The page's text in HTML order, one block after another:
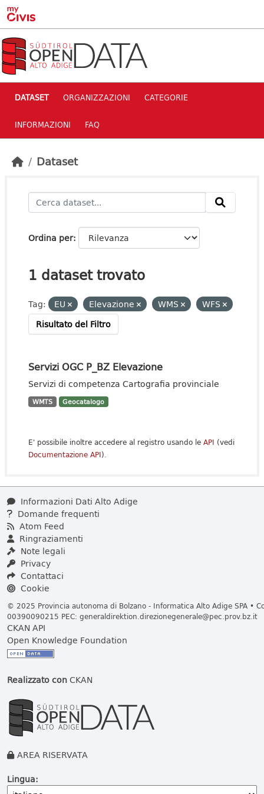
Skip to main content
DATASET ORGANIZZAZIONI CATEGORIE
INFORMAZIONI FAQ
Dataset
Ordina per
1 dataset trovato
Tag: EU Elevazione WMS
WFS
Risultato del Filtro
Servizi OGC P_BZ Elevazione
Servizi di competenza Cartografia provinciale
WMTS Geocatalogo
E' possibile inoltre accedere al registro usando le API (vedi
Documentazione API).
Informazioni Dati Alto Adige
Domande frequenti
Atom Feed
Ringraziamenti
Note legali
Privacy
Contattaci
Cookie
© 2025 Provincia autonoma di Bolzano - Informatica Alto Adige SPA •
00390090215 PEC: generaldirektion.direzionegenerale@pec.prov.bz.it
CKAN API
Open Knowledge Foundation
Realizzato conCKAN
AREA RISERVATA
Lingua